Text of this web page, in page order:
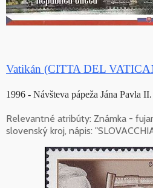
Vatikán (CITTA DEL
1996 - Návšteva pápeža Jána Pavla
Relevantné atribúty: Známka -
slovenský kroj, nápis: